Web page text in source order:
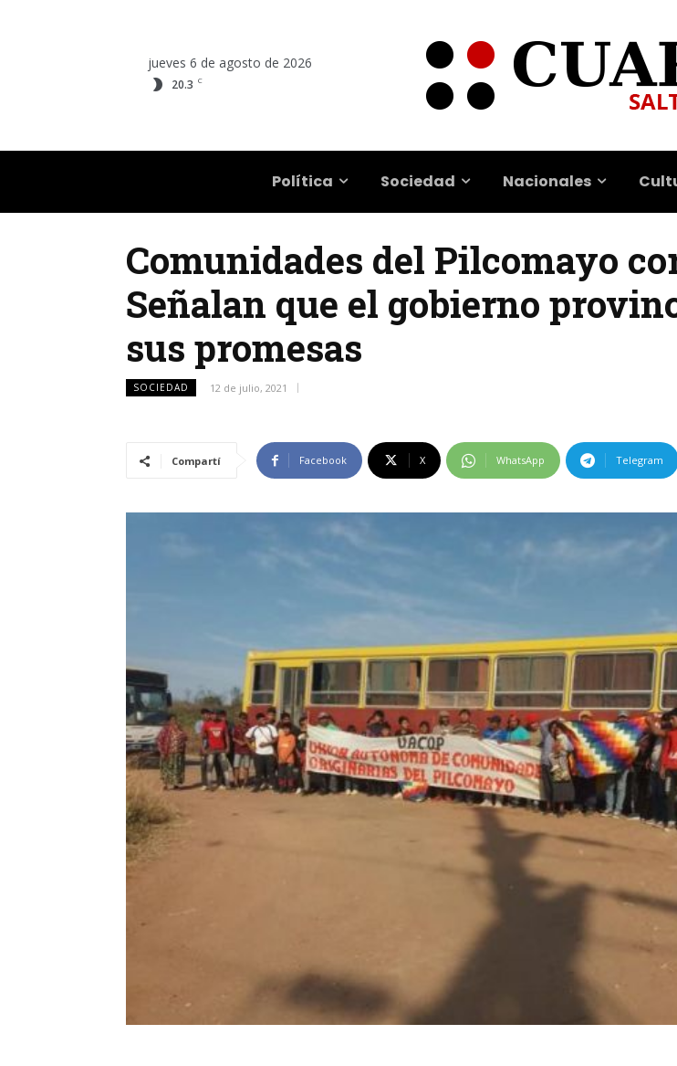
jueves 6 de agosto de 2026
20.3 C
Política Sociedad Nacionales
Comunidades del Pilcomayo
Señalan que el gobierno
sus promesas
SOCIEDAD 12 de julio, 2021
Compartí Facebook X WhatsApp Telegram